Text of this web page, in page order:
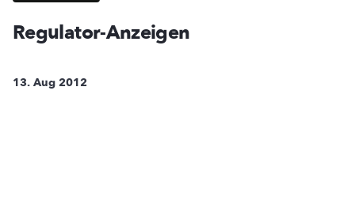
Regulator-Anzeigen
13. Aug 2012